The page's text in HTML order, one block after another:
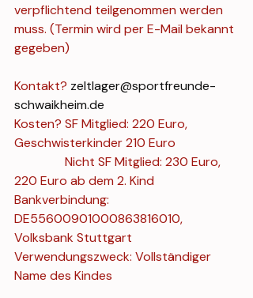
verpflichtend teilgenommen werden
muss. (Termin wird per E-Mail bekannt
gegeben)
Kontakt? zeltlager@sportfreunde-
schwaikheim.de
Kosten? SF Mitglied: 220 Euro,
Geschwisterkinder 210 Euro
220 Euro ab dem 2. Kind
Bankverbindung:
DE55600901000863816010,
Volksbank Stuttgart
Verwendungszweck: Vollständiger
Name des Kindes